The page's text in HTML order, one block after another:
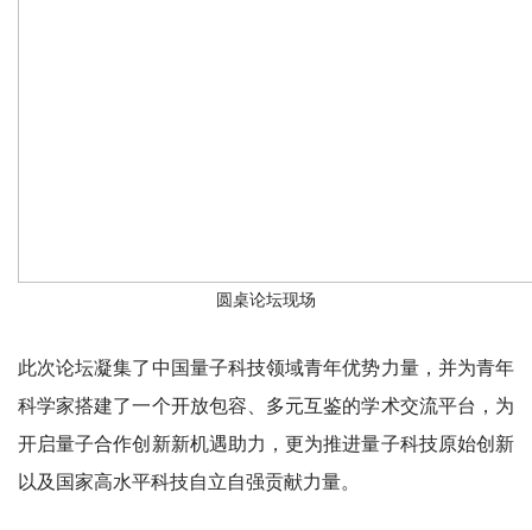
圆桌论坛现场
此次论坛凝集了中国量子科技领域青年优势力量，并为青年
科学家搭建了一个开放包容、多元互鉴的学术交流平台，为
开启量子合作创新新机遇助力，更为推进量子科技原始创新
以及国家高水平科技自立自强贡献力量。